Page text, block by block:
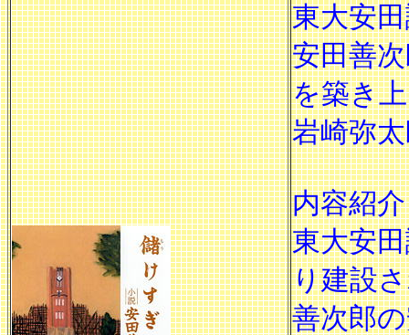
東大安
安田善
を築き
岩崎弥
内容紹介
東大安
り建設
善次郎